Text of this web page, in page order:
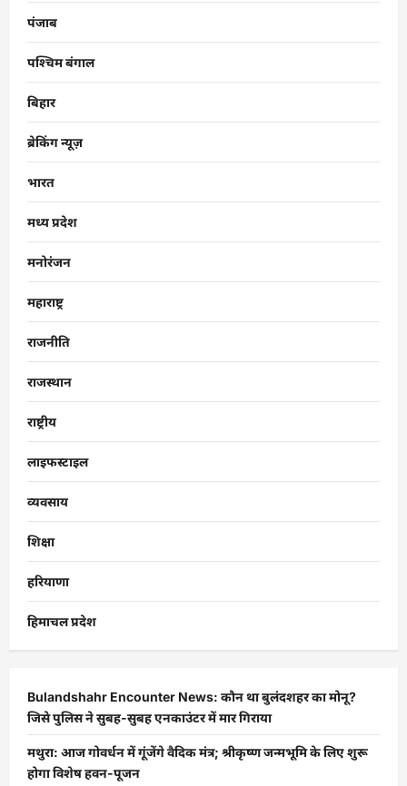
पंजाब
पश्चिम बंगाल
बिहार
ब्रेकिंग न्यूज़
भारत
मध्य प्रदेश
मनोरंजन
महाराष्ट्र
राजनीति
राजस्थान
राष्ट्रीय
लाइफस्टाइल
व्यवसाय
शिक्षा
हरियाणा
हिमाचल प्रदेश
Bulandshahr Encounter News: कौन था बुलंदशहर का मोनू?
जिसे पुलिस ने सुबह-सुबह एनकाउंटर में मार गिराया
मथुरा: आज गोवर्धन में गूंजेंगे वैदिक मंत्र; श्रीकृष्ण जन्मभूमि के लिए शुरू
होगा विशेष हवन-पूजन